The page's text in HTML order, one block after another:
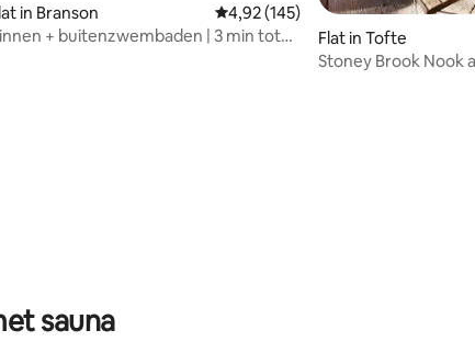
van 5 op 5, 110 recensies
in Branson Gemiddelde beoordeling van 4,92
4,92 (145)
+ buitenzwembaden | 3 min tot
Flat in Tofte
Stoney Brook Nook
sauna